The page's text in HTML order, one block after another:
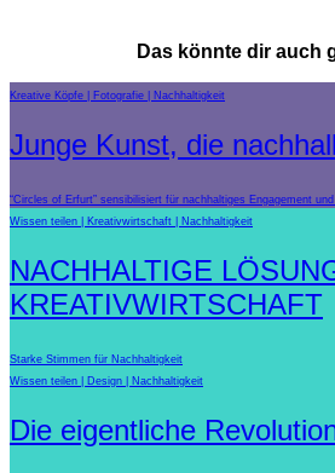
Das könnte dir auch
Kreative Köpfe Fotografie Nachhaltigkeit
Junge Kunst, die
“Circles of Erfurt” sensibilisiert für nachhaltiges Engagement
Wissen teilen
Kreativwirtschaft Nachhaltigkeit
NACHHALTIGE
KREATIVWIRTSCHAFT
Starke Stimmen für Nachhaltigkeit
Wissen teilen
Design Nachhaltigkeit
Die eigentliche